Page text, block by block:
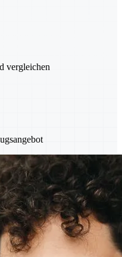
vergleichen